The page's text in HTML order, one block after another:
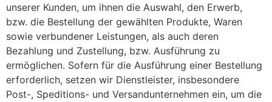
unserer Kunden, um ihnen die Auswahl, den Erwerb,
bzw. die Bestellung der gewählten Produkte, Waren
sowie verbundener Leistungen, als auch deren
Bezahlung und Zustellung, bzw. Ausführung zu
ermöglichen. Sofern für die Ausführung einer Bestellung
erforderlich, setzen wir Dienstleister, insbesondere
Post-, Speditions- und Versandunternehmen ein, um die